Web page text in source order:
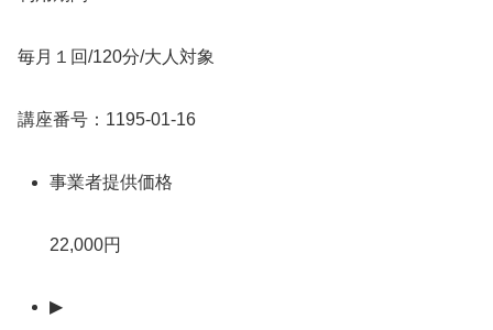
毎月１回/120分/大人対象
講座番号：1195-01-16
事業者提供価格
22,000円
▶